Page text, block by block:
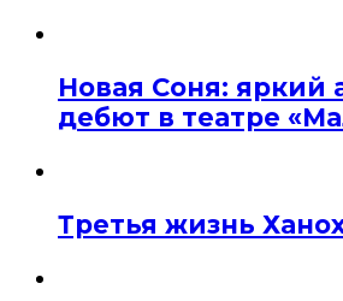
Новая Соня: яркий
дебют в театре
Третья жизнь